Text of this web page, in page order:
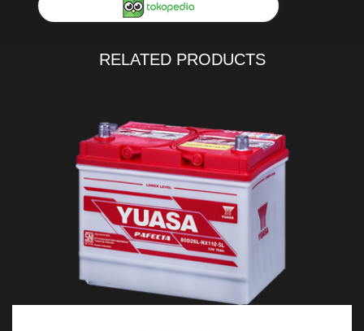
RELATED PRODUCTS